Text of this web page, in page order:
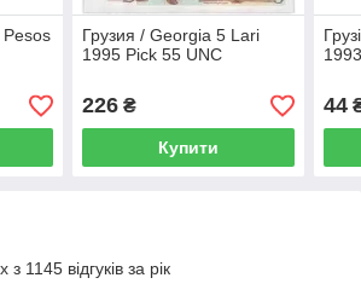
Грузия / Georgia 5 Lari
1995 Pick 55 UNC
226₴
Купити
44
1145 відгуків за рік